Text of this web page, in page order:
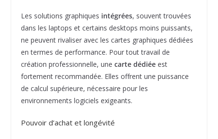
Les solutions graphiques intégrées, souvent trouvées
dans les laptops et certains desktops moins puissants,
ne peuvent rivaliser avec les cartes graphiques dédiées
en termes de performance. Pour tout travail de
création professionnelle, une carte dédiéeest
fortement recommandée. Elles offrent une puissance
de calcul supérieure, nécessaire pour les
environnements logiciels exigeants.
Pouvoir d’achat et longévité